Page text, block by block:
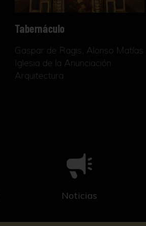
Tabernáculo
Gaspar de Ragis, Alonso Matías
Iglesia de la Anunciación
Arquitectura
Noticias